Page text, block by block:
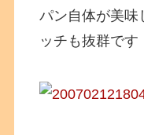
パン自体が美味
ッチも抜群です